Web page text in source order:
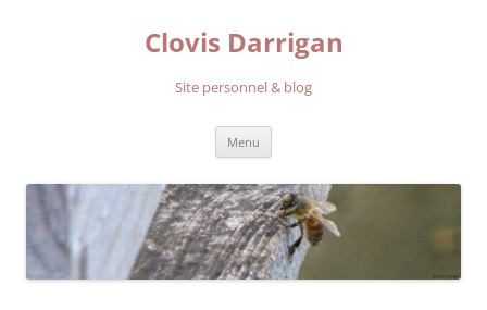
Clovis Darrigan
Site personnel & blog
Menu